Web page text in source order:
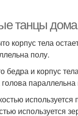
танцы
корпус тела
полу.
бедра и корпус
параллельна
используется
используется